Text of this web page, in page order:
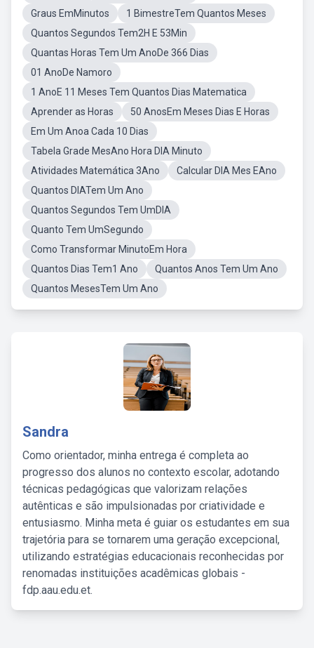
Graus EmMinutos
1 BimestreTem Quantos Meses
Quantos Segundos Tem2H E 53Min
Quantas Horas Tem Um AnoDe 366 Dias
01 AnoDe Namoro
1 AnoE 11 Meses Tem Quantos Dias Matematica
Aprender as Horas
50 AnosEm Meses Dias E Horas
Em Um Anoa Cada 10 Dias
Tabela Grade MesAno Hora DIA Minuto
Atividades Matemática 3Ano
Calcular DIA Mes EAno
Quantos DIATem Um Ano
Quantos Segundos Tem UmDIA
Quanto Tem UmSegundo
Como Transformar MinutoEm Hora
Quantos Dias Tem1 Ano
Quantos Anos Tem Um Ano
Quantos MesesTem Um Ano
Sandra
Como orientador, minha entrega é completa ao
progresso dos alunos no contexto escolar, adotando
técnicas pedagógicas que valorizam relações
autênticas e são impulsionadas por criatividade e
entusiasmo. Minha meta é guiar os estudantes em sua
trajetória para se tornarem uma geração excepcional,
utilizando estratégias educacionais reconhecidas por
renomadas instituições acadêmicas globais -
fdp.aau.edu.et.